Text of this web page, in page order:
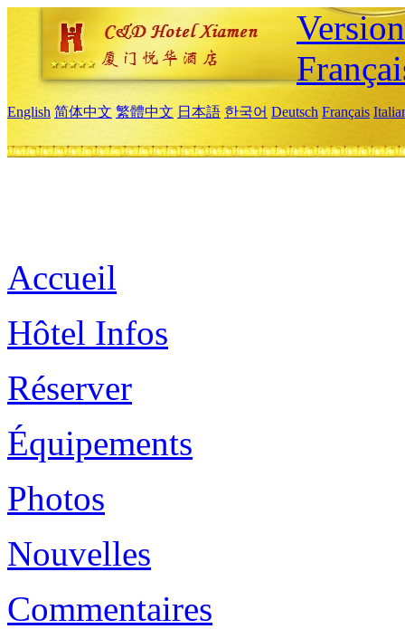
English 简体中文 繁體中文 日本語 한국어 Deutsch Français
Accueil
Hôtel Infos
Réserver
Équipements
Photos
Nouvelles
Commentaires